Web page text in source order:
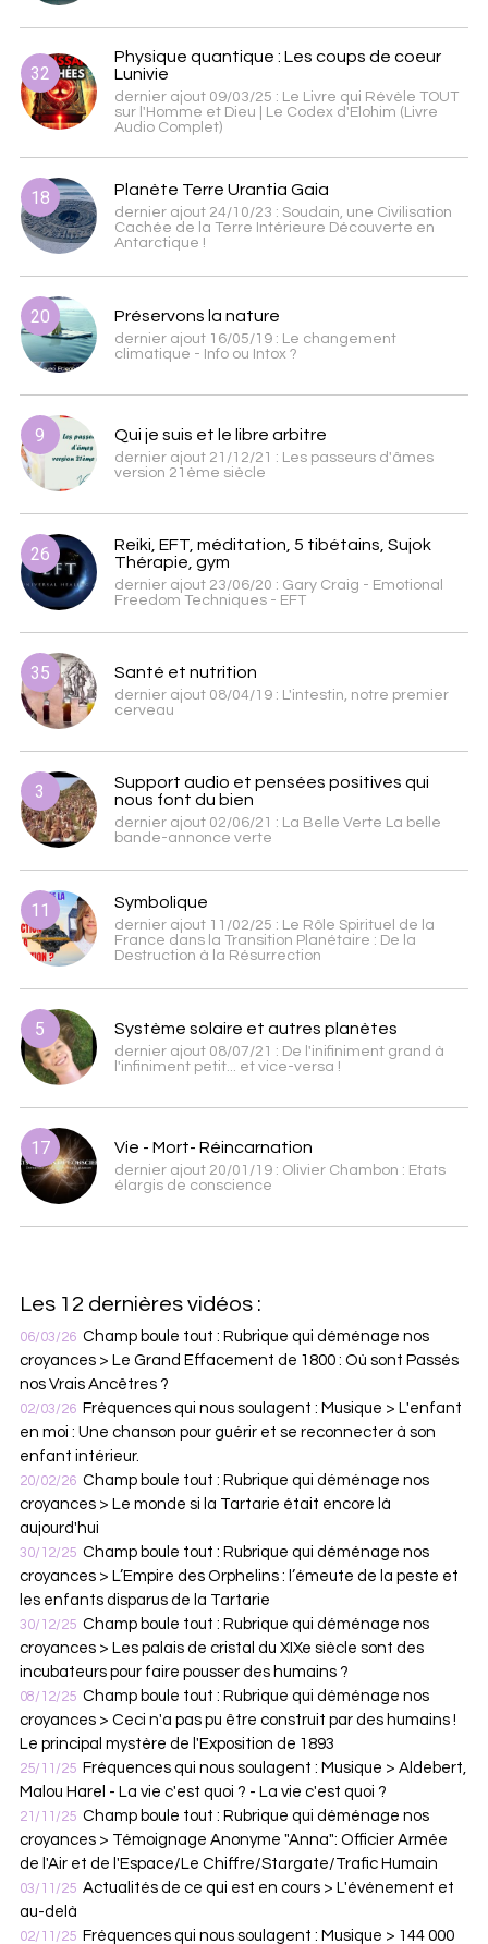
32
Physique quantique : Les coups de coeur
Lunivie
dernier ajout 09/03/25 : Le Livre qui Révèle TOUT
sur l'Homme et Dieu | Le Codex d'Elohim (Livre
Audio Complet)
18 Planète Terre Urantia Gaia
dernier ajout 24/10/23 : Soudain, une Civilisation
Cachée de la Terre Intérieure Découverte en
Antarctique !
20 Préservons la nature
dernier ajout 16/05/19 : Le changement
climatique - Info ou Intox ?
9 Qui je suis et le libre arbitre
dernier ajout 21/12/21 : Les passeurs d'âmes
version 21ème siècle
26
Reiki, EFT, méditation, 5 tibétains, Sujok
Thérapie, gym
dernier ajout 23/06/20 : Gary Craig - Emotional
Freedom Techniques - EFT
35 Santé et nutrition
dernier ajout 08/04/19 : L'intestin, notre premier
cerveau
3
Support audio et pensées positives qui
nous font du bien
dernier ajout 02/06/21 : La Belle Verte La belle
bande-annonce verte
11 Symbolique
dernier ajout 11/02/25 : Le Rôle Spirituel de la
France dans la Transition Planétaire : De la
Destruction à la Résurrection
5 Système solaire et autres planètes
dernier ajout 08/07/21 : De l'inifiniment grand à
l'infiniment petit... et vice-versa !
17 Vie - Mort- Réincarnation
dernier ajout 20/01/19 : Olivier Chambon : Etats
élargis de conscience
Les 12 dernières vidéos :
06/03/26 Champ boule tout : Rubrique qui déménage nos
croyances > Le Grand Effacement de 1800 : Où sont Passés
nos Vrais Ancêtres ?
02/03/26 Fréquences qui nous soulagent : Musique > L'enfant
en moi : Une chanson pour guérir et se reconnecter à son
enfant intérieur.
20/02/26 Champ boule tout : Rubrique qui déménage nos
croyances > Le monde si la Tartarie était encore là
aujourd'hui
30/12/25 Champ boule tout : Rubrique qui déménage nos
croyances > L’Empire des Orphelins : l’émeute de la peste et
les enfants disparus de la Tartarie
30/12/25 Champ boule tout : Rubrique qui déménage nos
croyances > Les palais de cristal du XIXe siècle sont des
incubateurs pour faire pousser des humains ?
08/12/25 Champ boule tout : Rubrique qui déménage nos
croyances > Ceci n'a pas pu être construit par des humains !
Le principal mystère de l'Exposition de 1893
25/11/25 Fréquences qui nous soulagent : Musique > Aldebert,
Malou Harel - La vie c'est quoi ? - La vie c'est quoi ?
21/11/25 Champ boule tout : Rubrique qui déménage nos
croyances > Témoignage Anonyme "Anna": Officier Armée
de l'Air et de l'Espace/Le Chiffre/Stargate/Trafic Humain
03/11/25 Actualités de ce qui est en cours > L'événement et
au-delà
02/11/25 Fréquences qui nous soulagent : Musique > 144 000